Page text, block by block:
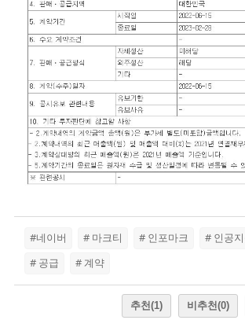
#네이버 # 마크티 # 인포마크 # 인공
# 공급 # 계약
추천(1) 비추천(0)